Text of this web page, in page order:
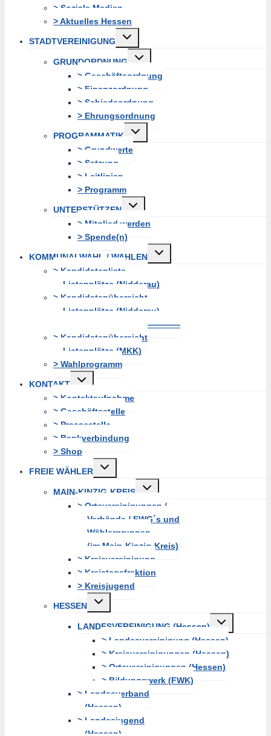
> Soziale Medien
> Aktuelles Hessen
STADTVEREINIGUNG
Untermenü
erweitern
GRUNDORDNUNG
Untermenü
erweitern
> Geschäftsordnung
> Finanzordnung
> Schiedsordnung
> Ehrungsordnung
PROGRAMMATIK
Untermenü
erweitern
> Grundwerte
> Satzung
> Leitlinien
> Programm
UNTERSTÜTZEN
Untermenü
erweitern
> Mitglied werden
> Spende(n)
KOMMUNALWAHL / WAHLEN
Untermenü
erweitern
> Kandidatenliste
Listenplätze (Nidderau)
> Kandidatenübersicht
Listenplätze (Nidderau)
———————————————
> Kandidatenübersicht
Listenplätze (MKK)
> Wahlprogramm
KONTAKT
Untermenü
erweitern
> Kontaktaufnahme
> Geschäftsstelle
> Pressestelle
> Bankverbindung
> Shop
FREIE WÄHLER
Untermenü
erweitern
MAIN-KINZIG-KREIS
Untermenü
erweitern
> Ortsvereinigungen /
Verbände / FWG´s und
Wählergruppen
(im Main-Kinzig-Kreis)
> Kreisvereinigung
> Kreistagsfraktion
> Kreisjugend
HESSEN
Untermenü
erweitern
LANDESVEREINIGUNG (Hessen)
Untermenü
erweitern
> Landesvereinigung (Hessen)
> Kreisvereinigungen (Hessen)
> Ortsvereinigungen (Hessen)
> Bildungswerk (FWK)
> Landesverband
(Hessen)
> Landesjugend
(Hessen)